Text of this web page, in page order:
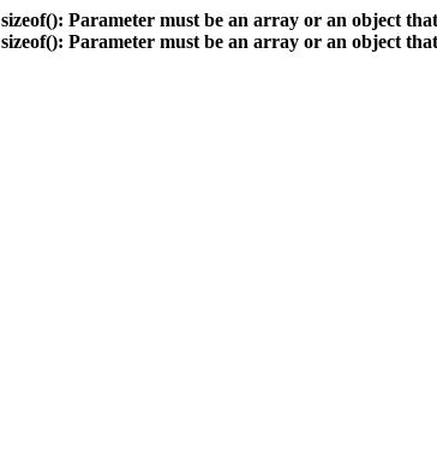
sizeof(): Parameter must be an array or an object
sizeof(): Parameter must be an array or an object